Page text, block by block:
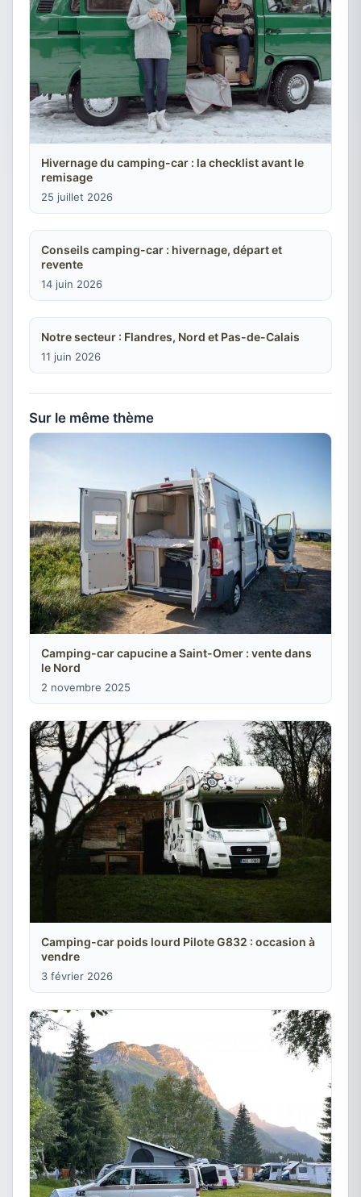
Hivernage du camping-car : la checklist avant le
remisage
25 juillet 2026
Conseils camping-car : hivernage, départ et
revente
14 juin 2026
Notre secteur : Flandres, Nord et Pas-de-Calais
11 juin 2026
Sur le même thème
Camping-car capucine a Saint-Omer : vente dans
le Nord
2 novembre 2025
Camping-car poids lourd Pilote G832 : occasion à
vendre
3 février 2026